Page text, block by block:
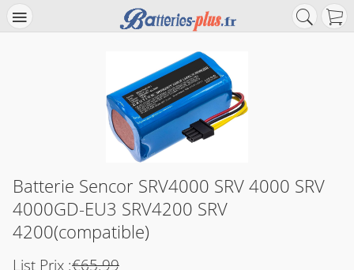
Batterie Sencor SRV4000 SRV 4000 SRV
4000GD-EU3 SRV4200 SRV
4200(compatible)
List Prix :€65.99